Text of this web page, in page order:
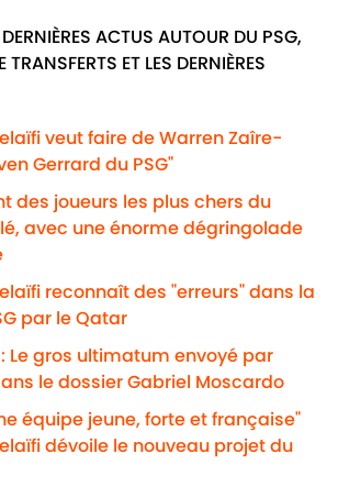
ACTUS AUTOUR DU PSG,
TRANSFERTS ET LES DERNIÈRES
veut faire de Warren Zaîre-
Gerrard du PSG"
des joueurs les plus chers du
avec une énorme dégringolade
reconnaît des "erreurs" dans la
par le Qatar
Le gros ultimatum envoyé par
le dossier Gabriel Moscardo
équipe jeune, forte et française"
dévoile le nouveau projet du